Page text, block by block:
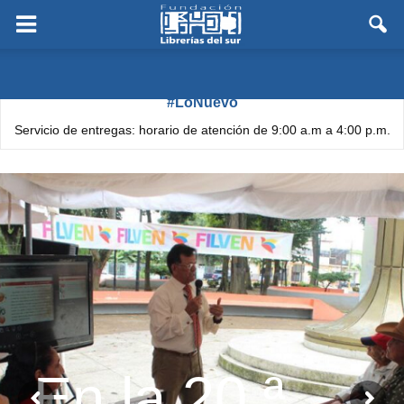
#LoNuevo
Servicio de entregas: horario de atención de 9:00 a.m a 4:00 p.m.